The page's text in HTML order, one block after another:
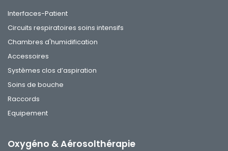
Interfaces-Patient
Circuits respiratoires soins intensifs
Chambres d'humidification
Accessoires
Systèmes clos d’aspiration
Soins de bouche
Raccords
Equipement
Oxygéno & Aérosolthérapie